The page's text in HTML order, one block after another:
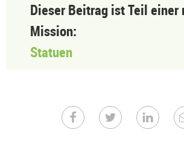
Dieser Beitrag ist Teil einer
Mission:
Statuen